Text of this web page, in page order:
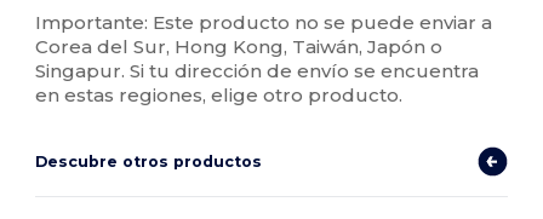
Importante: Este producto no se puede enviar a
Corea del Sur, Hong Kong, Taiwán, Japón o
Singapur. Si tu dirección de envío se encuentra
en estas regiones, elige otro producto.
Descubre otros productos